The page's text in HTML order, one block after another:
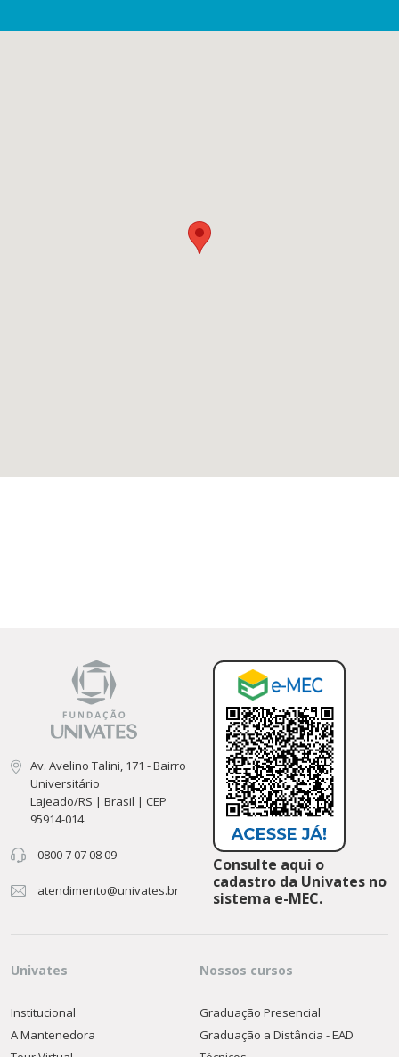
Av. Avelino Talini, 171 - Bairro
Universitário
Lajeado/RS | Brasil | CEP
95914-014
0800 7 07 08 09
atendimento@univates.br
Consulte aqui o
cadastro da Univates no
sistema e-MEC.
Univates
Institucional
A Mantenedora
Nossos cursos
Graduação Presencial
Graduação a Distância - EAD